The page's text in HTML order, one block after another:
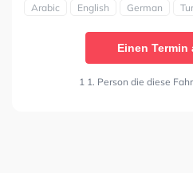
Arabic English German
Einen Termin
1 1. Person die diese